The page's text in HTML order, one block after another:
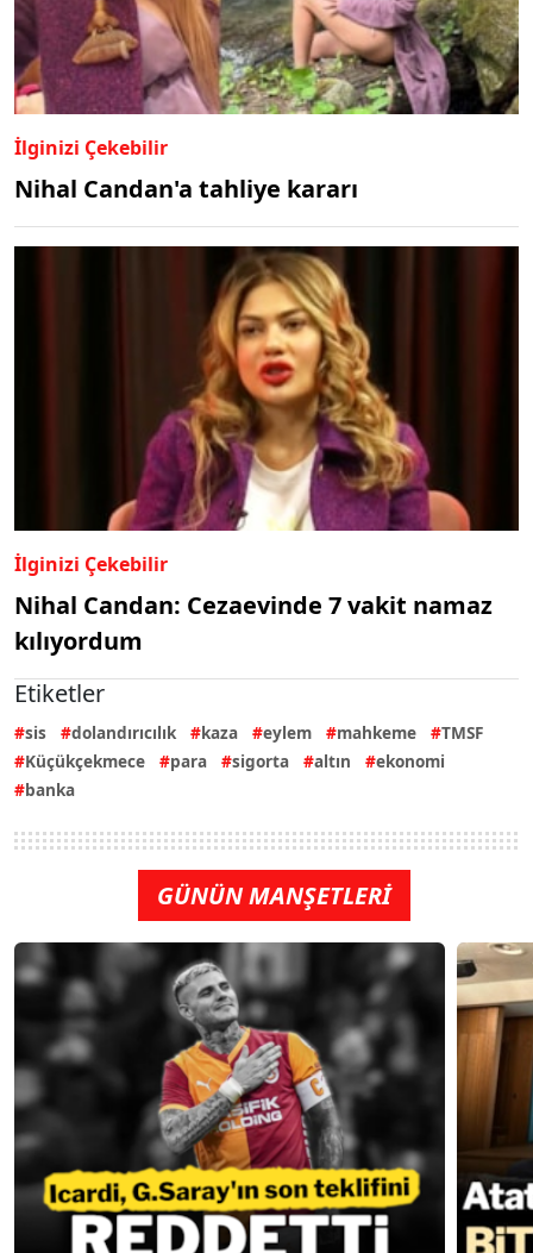
İlginizi Çekebilir
Nihal Candan'a tahliye kararı
İlginizi Çekebilir
Nihal Candan: Cezaevinde 7 vakit namaz
kılıyordum
Etiketler
sis dolandırıcılık kaza eylem mahkeme
TMSF
Küçükçekmece
para sigorta altın
ekonomi
banka
GÜNÜN MANŞETLERİ